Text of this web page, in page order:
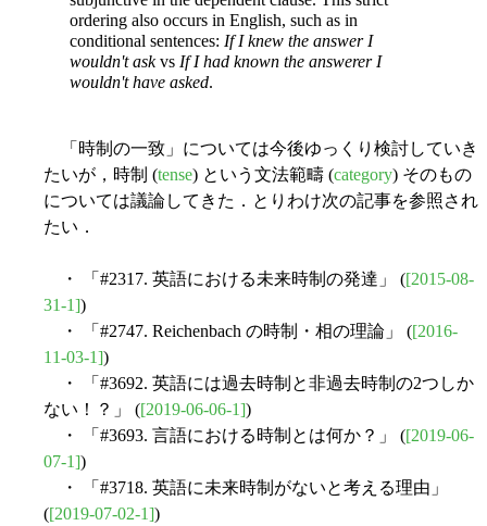
ordering also occurs in English, such as in
conditional sentences: If I knew the answer I
wouldn't askvs If I had known the answerer I
wouldn't have asked.
「時制の一致」については今後ゆっくり検討していき
たいが，時制 (tense) という文法範疇 (category) そのもの
については議論してきた．とりわけ次の記事を参照され
たい．
・ 「#2317. 英語における未来時制の発達」 ([2015-08-
31-1])
・ 「#2747. Reichenbach の時制・相の理論」 ([2016-
11-03-1])
・ 「#3692. 英語には過去時制と非過去時制の2つしか
ない！？」 ([2019-06-06-1])
・ 「#3693. 言語における時制とは何か？」 ([2019-06-
07-1])
・ 「#3718. 英語に未来時制がないと考える理由」
([2019-07-02-1])